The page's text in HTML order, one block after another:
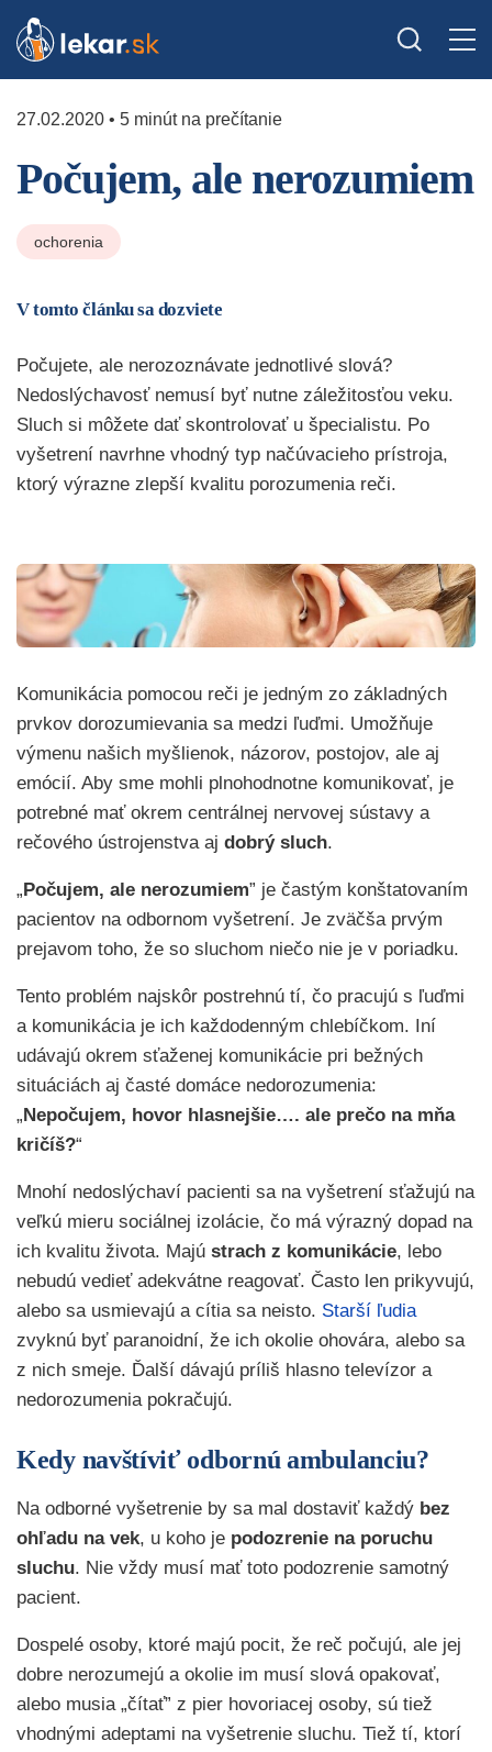
27.02.2020 • 5 minút na prečítanie
Počujem, ale nerozumiem
ochorenia
V tomto článku sa dozviete
Počujete, ale nerozoznávate jednotlivé slová?
Nedoslýchavosť nemusí byť nutne záležitosťou veku.
Sluch si môžete dať skontrolovať u špecialistu. Po
vyšetrení navrhne vhodný typ načúvacieho prístroja,
ktorý výrazne zlepší kvalitu porozumenia reči.
Komunikácia pomocou reči je jedným zo základných
prvkov dorozumievania sa medzi ľuďmi. Umožňuje
výmenu našich myšlienok, názorov, postojov, ale aj
emócií. Aby sme mohli plnohodnotne komunikovať, je
potrebné mať okrem centrálnej nervovej sústavy a
rečového ústrojenstva aj dobrý sluch.
„ Počujem, ale nerozumiem” je častým konštatovaním
pacientov na odbornom vyšetrení. Je zväčša prvým
prejavom toho, že so sluchom niečo nie je v poriadku.
Tento problém najskôr postrehnú tí, čo pracujú s ľuďmi
a komunikácia je ich každodenným chlebíčkom. Iní
udávajú okrem sťaženej komunikácie pri bežných
situáciách aj časté domáce nedorozumenia:
„ Nepočujem, hovor hlasnejšie…. ale prečo na mňa
kričíš?“
Mnohí nedoslýchaví pacienti sa na vyšetrení sťažujú na
veľkú mieru sociálnej izolácie, čo má výrazný dopad na
ich kvalitu života. Majú strach z komunikácie, lebo
nebudú vedieť adekvátne reagovať. Často len prikyvujú,
alebo sa usmievajú a cítia sa neisto. Starší ľudia
zvyknú byť paranoidní, že ich okolie ohovára, alebo sa
z nich smeje. Ďalší dávajú príliš hlasno televízor a
nedorozumenia pokračujú.
Kedy navštíviť odbornú ambulanciu?
Na odborné vyšetrenie by sa mal dostaviť každý bez
ohľadu na vek, u koho je podozrenie na poruchu
sluchu. Nie vždy musí mať toto podozrenie samotný
pacient.
Dospelé osoby, ktoré majú pocit, že reč počujú, ale jej
dobre nerozumejú a okolie im musí slová opakovať,
alebo musia „čítať” z pier hovoriacej osoby, sú tiež
vhodnými adeptami na vyšetrenie sluchu. Tiež tí, ktorí